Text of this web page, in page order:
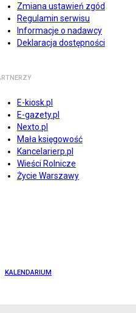
Zmiana ustawień zgód
Regulamin serwisu
Informacje o nadawcy
Deklaracja dostępności
E-kiosk.pl
E-gazety.pl
Nexto.pl
Mała księgowość
Kancelarierp.pl
Wieści Rolnicze
Życie Warszawy
KALENDARIUM